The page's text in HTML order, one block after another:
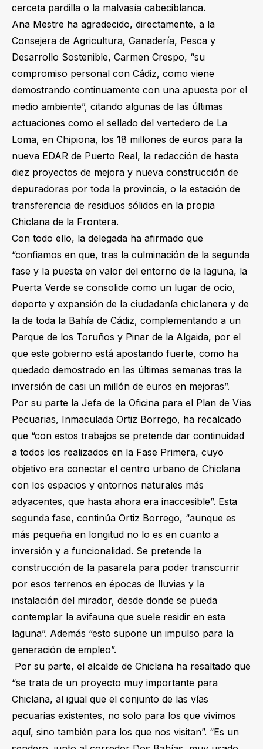
cerceta pardilla o la malvasía cabeciblanca.
Ana Mestre ha agradecido, directamente, a la
Consejera de Agricultura, Ganadería, Pesca y
Desarrollo Sostenible, Carmen Crespo, “su
compromiso personal con Cádiz, como viene
demostrando continuamente con una apuesta por el
medio ambiente”, citando algunas de las últimas
actuaciones como el sellado del vertedero de La
Loma, en Chipiona, los 18 millones de euros para la
nueva EDAR de Puerto Real, la redacción de hasta
diez proyectos de mejora y nueva construcción de
depuradoras por toda la provincia, o la estación de
transferencia de residuos sólidos en la propia
Chiclana de la Frontera.
Con todo ello, la delegada ha afirmado que
“confiamos en que, tras la culminación de la segunda
fase y la puesta en valor del entorno de la laguna, la
Puerta Verde se consolide como un lugar de ocio,
deporte y expansión de la ciudadanía chiclanera y de
la de toda la Bahía de Cádiz, complementando a un
Parque de los Toruños y Pinar de la Algaida, por el
que este gobierno está apostando fuerte, como ha
quedado demostrado en las últimas semanas tras la
inversión de casi un millón de euros en mejoras”.
Por su parte la Jefa de la Oficina para el Plan de Vías
Pecuarias, Inmaculada Ortiz Borrego, ha recalcado
que “con estos trabajos se pretende dar continuidad
a todos los realizados en la Fase Primera, cuyo
objetivo era conectar el centro urbano de Chiclana
con los espacios y entornos naturales más
adyacentes, que hasta ahora era inaccesible”. Esta
segunda fase, continúa Ortiz Borrego, “aunque es
más pequeña en longitud no lo es en cuanto a
inversión y a funcionalidad. Se pretende la
construcción de la pasarela para poder transcurrir
por esos terrenos en épocas de lluvias y la
instalación del mirador, desde donde se pueda
contemplar la avifauna que suele residir en esta
laguna”. Además “esto supone un impulso para la
generación de empleo”.
Por su parte, el alcalde de Chiclana ha resaltado que
“se trata de un proyecto muy importante para
Chiclana, al igual que el conjunto de las vías
pecuarias existentes, no solo para los que vivimos
aquí, sino también para los que nos visitan”. “Es un